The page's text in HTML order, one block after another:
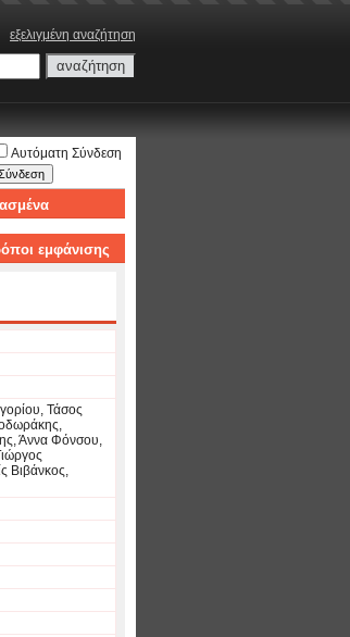
εξελιγμένη αναζήτηση
Αυτόματη Σύνδεση
εμφάνισης
Τάσος
Άννα Φόνσου,
Βιβάνκος,